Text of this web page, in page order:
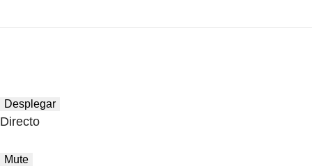
Desplegar
Directo
Mute